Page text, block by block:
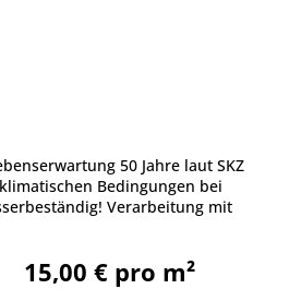
50 Jahre laut SKZ
Bedingungen bei
Verarbeitung mit
15,00 € pro m²